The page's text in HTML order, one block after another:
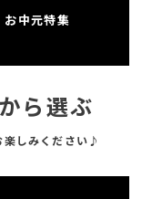
お中元特集
ら選ぶ
楽しみください♪